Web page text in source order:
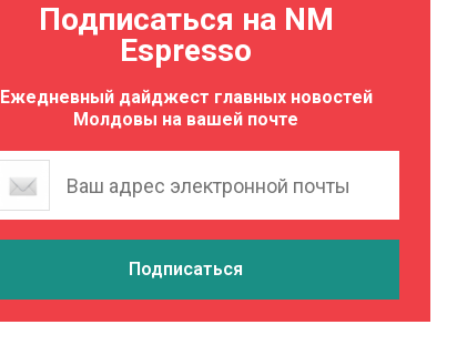
Подписаться на NM
Espresso
Ежедневный дайджест главных новостей
Молдовы на вашей почте